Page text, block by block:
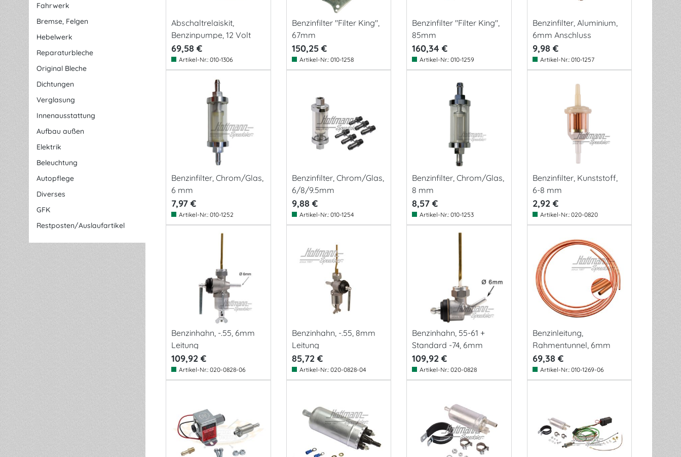
Fahrwerk
Bremse, Felgen
Hebelwerk
Reparaturbleche
Original Bleche
Dichtungen
Verglasung
Innenausstattung
Aufbau außen
Elektrik
Beleuchtung
Autopflege
Diverses
GFK
Restposten/Auslaufartikel
Abschaltrelaiskit,
Benzinpumpe, 12 Volt
69,58 €
Artikel-Nr.: 010-1306
Benzinfilter "Filter King",
67mm
150,25 €
Artikel-Nr.: 010-1258
Benzinfilter "Filter King",
85mm
160,34 €
Artikel-Nr.: 010-1259
Benzinfilter, Aluminium,
6mm Anschluss
9,98 €
Artikel-Nr.: 010-1257
Benzinfilter, Chrom/Glas,
6 mm
7,97 €
Artikel-Nr.: 010-1252
Benzinfilter, Chrom/Glas,
6/8/9.5mm
9,88 €
Artikel-Nr.: 010-1254
Benzinfilter, Chrom/Glas,
8 mm
8,57 €
Artikel-Nr.: 010-1253
Benzinfilter, Kunststoff,
6-8 mm
2,92 €
Artikel-Nr.: 020-0820
Benzinhahn, -.55, 6mm
Leitung
109,92 €
Artikel-Nr.: 020-0828-06
Benzinhahn, -.55, 8mm
Leitung
85,72 €
Artikel-Nr.: 020-0828-04
Benzinhahn, 55-61 +
Standard -74, 6mm
109,92 €
Artikel-Nr.: 020-0828
Benzinleitung,
Rahmentunnel, 6mm
69,38 €
Artikel-Nr.: 010-1269-06